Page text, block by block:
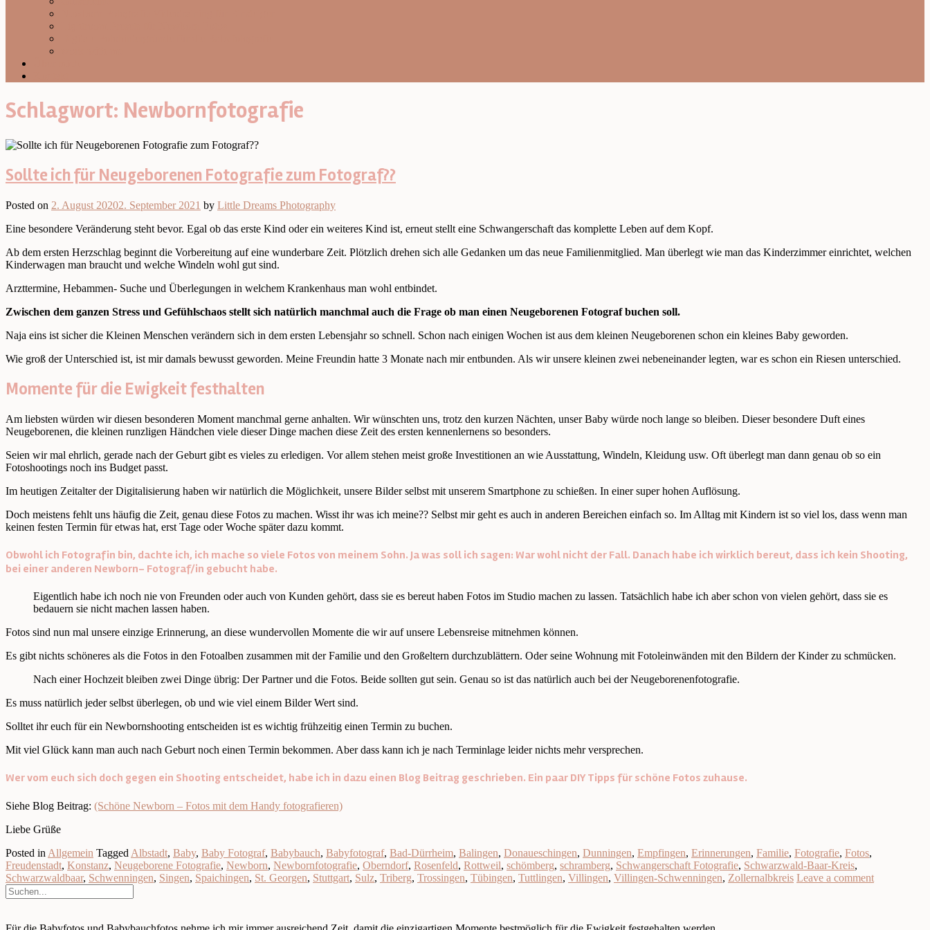
Schlagwort: Newbornfotografie
Sollte ich für Neugeborenen Fotografie zum Fotograf??
Posted on 2. August 20202. September 2021 by Little Dreams Photography
Eine besondere Veränderung steht bevor. Egal ob das erste Kind oder ein weiteres Kind ist, erneut stellt eine Schwangerschaft das komplette Leben auf dem Kopf.
Ab dem ersten Herzschlag beginnt die Vorbereitung auf eine wunderbare Zeit. Plötzlich drehen sich alle Gedanken um das neue Familienmitglied. Man überlegt wie man das Kinderzimmer einrichtet, welchen
Kinderwagen man braucht und welche Windeln wohl gut sind.
Arzttermine, Hebammen- Suche und Überlegungen in welchem Krankenhaus man wohl entbindet.
Zwischen dem ganzen Stress und Gefühlschaos stellt sich natürlich manchmal auch die Frage ob man einen Neugeborenen Fotograf buchen soll.
Naja eins ist sicher die Kleinen Menschen verändern sich in dem ersten Lebensjahr so schnell. Schon nach einigen Wochen ist aus dem kleinen Neugeborenen schon ein kleines Baby geworden.
Wie groß der Unterschied ist, ist mir damals bewusst geworden. Meine Freundin hatte 3 Monate nach mir entbunden. Als wir unsere kleinen zwei nebeneinander legten, war es schon ein Riesen unterschied.
Momente für die Ewigkeit festhalten
Am liebsten würden wir diesen besonderen Moment manchmal gerne anhalten. Wir wünschten uns, trotz den kurzen Nächten, unser Baby würde noch lange so bleiben. Dieser besondere Duft eines
Neugeborenen, die kleinen runzligen Händchen viele dieser Dinge machen diese Zeit des ersten kennenlernens so besonders.
Seien wir mal ehrlich, gerade nach der Geburt gibt es vieles zu erledigen. Vor allem stehen meist große Investitionen an wie Ausstattung, Windeln, Kleidung usw. Oft überlegt man dann genau ob so ein
Fotoshootings noch ins Budget passt.
Im heutigen Zeitalter der Digitalisierung haben wir natürlich die Möglichkeit, unsere Bilder selbst mit unserem Smartphone zu schießen. In einer super hohen Auflösung.
Doch meistens fehlt uns häufig die Zeit, genau diese Fotos zu machen. Wisst ihr was ich meine?? Selbst mir geht es auch in anderen Bereichen einfach so. Im Alltag mit Kindern ist so viel los, dass wenn man
keinen festen Termin für etwas hat, erst Tage oder Woche später dazu kommt.
Obwohl ich Fotografin bin, dachte ich, ich mache so viele Fotos von meinem Sohn. Ja was soll ich sagen: War wohl nicht der Fall. Danach habe ich wirklich bereut, dass ich kein Shooting,
bei einer anderen Newborn- Fotograf/in gebucht habe.
Eigentlich habe ich noch nie von Freunden oder auch von Kunden gehört, dass sie es bereut haben Fotos im Studio machen zu lassen. Tatsächlich habe ich aber schon von vielen gehört, dass sie es
bedauern sie nicht machen lassen haben.
Fotos sind nun mal unsere einzige Erinnerung, an diese wundervollen Momente die wir auf unsere Lebensreise mitnehmen können.
Es gibt nichts schöneres als die Fotos in den Fotoalben zusammen mit der Familie und den Großeltern durchzublättern. Oder seine Wohnung mit Fotoleinwänden mit den Bildern der Kinder zu schmücken.
Nach einer Hochzeit bleiben zwei Dinge übrig: Der Partner und die Fotos. Beide sollten gut sein. Genau so ist das natürlich auch bei der Neugeborenenfotografie.
Es muss natürlich jeder selbst überlegen, ob und wie viel einem Bilder Wert sind.
Solltet ihr euch für ein Newbornshooting entscheiden ist es wichtig frühzeitig einen Termin zu buchen.
Mit viel Glück kann man auch nach Geburt noch einen Termin bekommen. Aber dass kann ich je nach Terminlage leider nichts mehr versprechen.
Wer vom euch sich doch gegen ein Shooting entscheidet, habe ich in dazu einen Blog Beitrag geschrieben. Ein paar DIY Tipps für schöne Fotos zuhause.
Siehe Blog Beitrag: (Schöne Newborn – Fotos mit dem Handy fotografieren)
Liebe Grüße
Posted in Allgemein Tagged Albstadt, Baby, Baby Fotograf, Babybauch, Babyfotograf, Bad-Dürrheim, Balingen, Donaueschingen, Dunningen, Empfingen, Erinnerungen, Familie, Fotografie, Fotos,
Freudenstadt, Konstanz, Neugeborene Fotografie, Newborn, Newbornfotografie, Oberndorf, Rosenfeld, Rottweil, schömberg, schramberg, Schwangerschaft Fotografie, Schwarzwald-Baar-Kreis,
Schwarzwaldbaar, Schwenningen, Singen, Spaichingen, St. Georgen, Stuttgart, Sulz, Triberg, Trossingen, Tübingen, Tuttlingen, Villingen, Villingen-Schwenningen, Zollernalbkreis Leave a comment